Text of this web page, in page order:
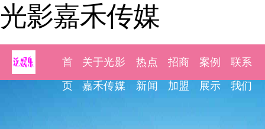
光影嘉禾传媒
首
页
关于光影
嘉禾传媒
热点
新闻
招商
加盟
案例
展示
联系
我们